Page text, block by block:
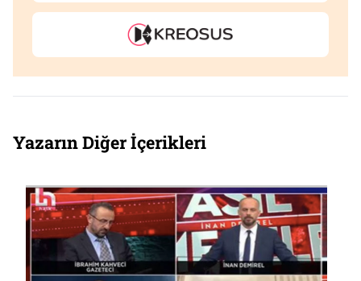
Yazarın Diğer İçerikleri